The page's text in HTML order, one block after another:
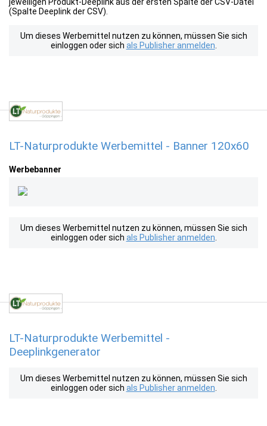
(Spalte Deeplink der CSV).
Um dieses Werbemittel nutzen zu können, müssen Sie sich
einloggen oder sich als Publisher anmelden
LT-Naturprodukte Werbemittel - Banner 120x60
Werbebanner
Um dieses Werbemittel nutzen zu können, müssen Sie sich
einloggen oder sich als Publisher anmelden
LT-Naturprodukte Werbemittel -
Deeplinkgenerator
Um dieses Werbemittel nutzen zu können, müssen Sie sich
einloggen oder sich als Publisher anmelden